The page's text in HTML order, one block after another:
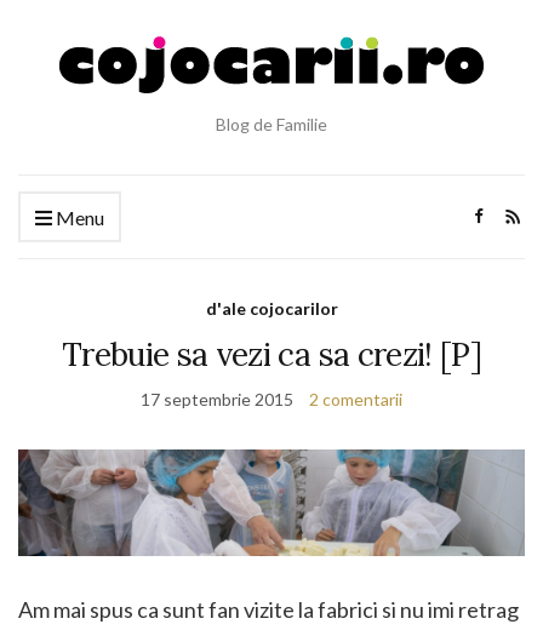
Blog de Familie
Menu
d'ale cojocarilor
Trebuie sa vezi ca sa crezi! [P]
17 septembrie 2015 2 comentarii
Am mai spus ca sunt fan vizite la fabrici si nu imi retrag